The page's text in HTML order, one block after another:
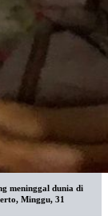
meninggal dunia di
Minggu, 31